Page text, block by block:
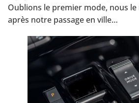
Oublions le premier mode, nous
après notre passage en ville…